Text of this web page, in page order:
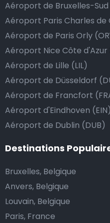
dépasse vos attentes,
de donner un pourboire.
La manière la plus simple
le prix de la course au
au chauffeur de ne pas
avoir donné un billet plus
course.
Combien coûte une
Elx?
L’un des plus gros
d’aéroport proposés par
pour votre navette.
Contrairement aux taxis
Aéroport de Bruxelles-
Aéroport Paris Charles de
Aéroport de Paris Orly
Aéroport Nice Côte d'Azur
Aéroport de Lille (LIL)
Aéroport de Düsseldorf
Aéroport de Francfort
Aéroport d'Eindhoven (EIN)
Aéroport de Dublin (DUB)
Destinations
Bruxelles, Belgique
Anvers, Belgique
Louvain, Belgique
Paris, France